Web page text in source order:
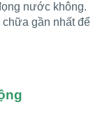
nước không.
chữa gần nhất để